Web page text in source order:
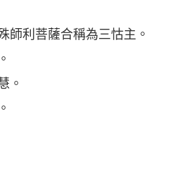
師利菩薩合稱為三怙主。
。